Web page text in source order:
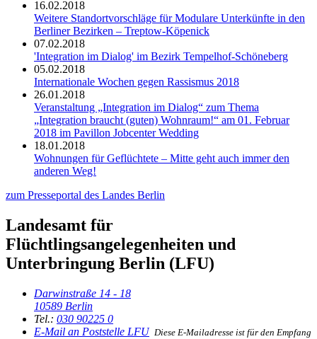
16.02.2018
Weitere Standortvorschläge für Modulare Unterkünfte in den
Berliner Bezirken – Treptow-Köpenick
07.02.2018
'Integration im Dialog' im Bezirk Tempelhof-Schöneberg
05.02.2018
Internationale Wochen gegen Rassismus 2018
26.01.2018
Veranstaltung „Integration im Dialog“ zum Thema
„Integration braucht (guten) Wohnraum!“ am 01. Februar
2018 im Pavillon Jobcenter Wedding
18.01.2018
Wohnungen für Geflüchtete – Mitte geht auch immer den
anderen Weg!
zum Presseportal des Landes Berlin
Landesamt für
Flüchtlingsangelegenheiten und
Unterbringung Berlin (LFU)
Darwinstraße 14 - 18
10589 Berlin
Tel.: 030 90225 0
E-Mail an Poststelle LFU Diese E-Mailadresse ist für den Empfang